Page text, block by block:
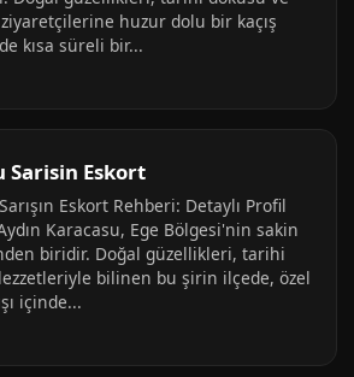
huzur dolu bir kaçış
kısa süreli bir...
Sarisin Eskort
Eskort Rehberi: Detaylı Profil
Karacasu, Ege Bölgesi'nin sakin
biridir. Doğal güzellikleri, tarihi
bilinen bu şirin ilçede, özel
içinde...